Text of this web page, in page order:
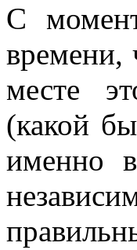
С
времени,
месте
(какой
именно